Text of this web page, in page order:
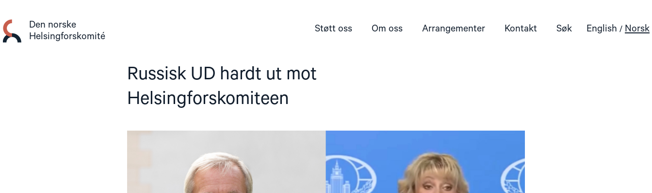
innhold
Den norske
Helsingforskomité
Støtt oss Om oss Arrangementer Kontakt Søk English Norsk
Russisk UD hardt ut mot
Helsingforskomiteen